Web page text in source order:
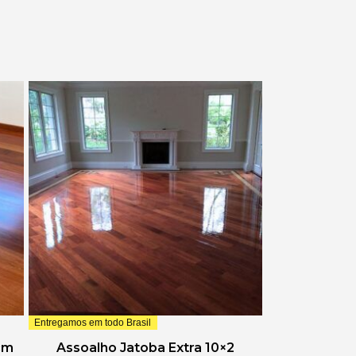
Entregamos em todo Brasil
Assoalho Jatoba Extra 10×2